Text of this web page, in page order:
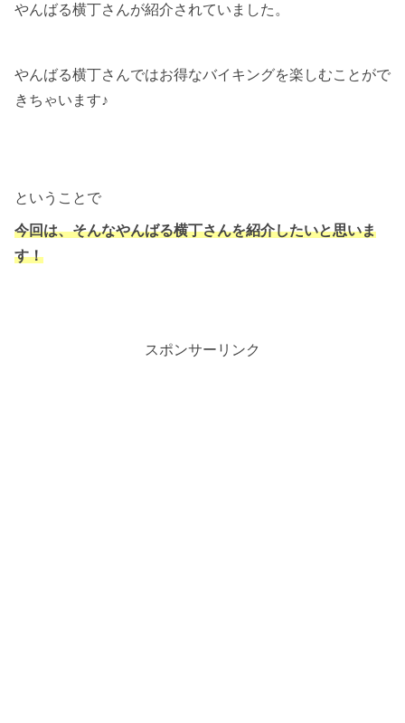
やんばる横丁さんが紹介されていました。
やんばる横丁さんではお得なバイキングを楽しむことがで
きちゃいます♪
ということで
今回は、そんなやんばる横丁さんを紹介したいと思いま
す！
スポンサーリンク